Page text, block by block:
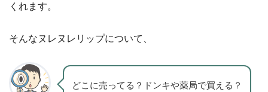
くれます。
そんなヌレヌレリップについて、
どこに売ってる？ドンキや薬局で買える？